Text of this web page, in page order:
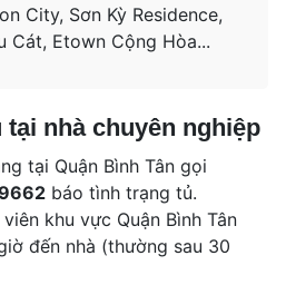
City, Sơn Kỳ Residence,
Cát, Etown Cộng Hòa...
nhà chuyên nghiệp
tại Quận Bình Tân gọi
báo tình trạng tủ.
khu vực Quận Bình Tân
đến nhà (thường sau 30